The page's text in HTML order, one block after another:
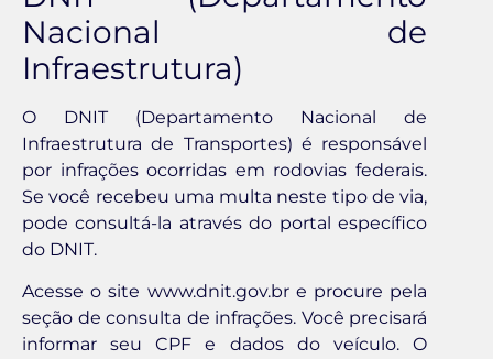
Nacional de
Infraestrutura)
O DNIT (Departamento Nacional de
Infraestrutura de Transportes) é responsável
por infrações ocorridas em rodovias federais.
Se você recebeu uma multa neste tipo de via,
pode consultá-la através do portal específico
do DNIT.
Acesse o site www.dnit.gov.br e procure pela
seção de consulta de infrações. Você precisará
informar seu CPF e dados do veículo. O